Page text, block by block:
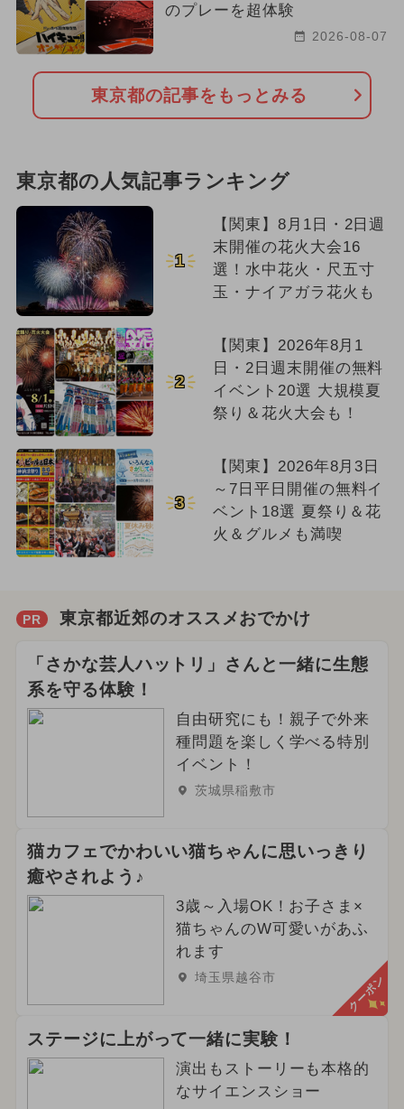
のプレーを超体験
2026-08-07
東京都の記事をもっとみる
東京都の人気記事ランキング
1
【関東】8月1日・2日週
末開催の花火大会16
選！水中花火・尺五寸
玉・ナイアガラ花火も
2
【関東】2026年8月1
日・2日週末開催の無料
イベント20選 大規模夏
祭り＆花火大会も！
3
【関東】2026年8月3日
～7日平日開催の無料イ
ベント18選 夏祭り＆花
火＆グルメも満喫
PR 東京都近郊のオススメおでかけ
「さかな芸人ハットリ」さんと一緒に生態
系を守る体験！
自由研究にも！親子で外来
種問題を楽しく学べる特別
イベント！
茨城県稲敷市
猫カフェでかわいい猫ちゃんに思いっきり
癒やされよう♪
3歳～入場OK！お子さま×
猫ちゃんのW可愛いがあふ
れます
埼玉県越谷市 クーポン
ステージに上がって一緒に実験！
演出もストーリーも本格的
なサイエンスショー